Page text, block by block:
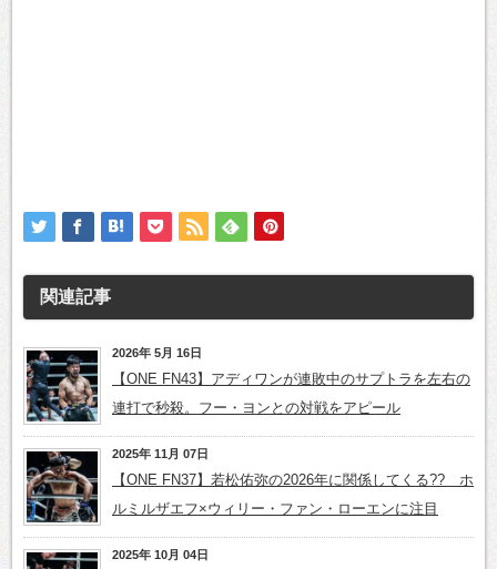
関連記事
2026年 5月 16日
【ONE FN43】アディワンが連敗中のサプトラを左右の
連打で秒殺。フー・ヨンとの対戦をアピール
2025年 11月 07日
【ONE FN37】若松佑弥の2026年に関係してくる?? ホ
ルミルザエフ×ウィリー・ファン・ローエンに注目
2025年 10月 04日